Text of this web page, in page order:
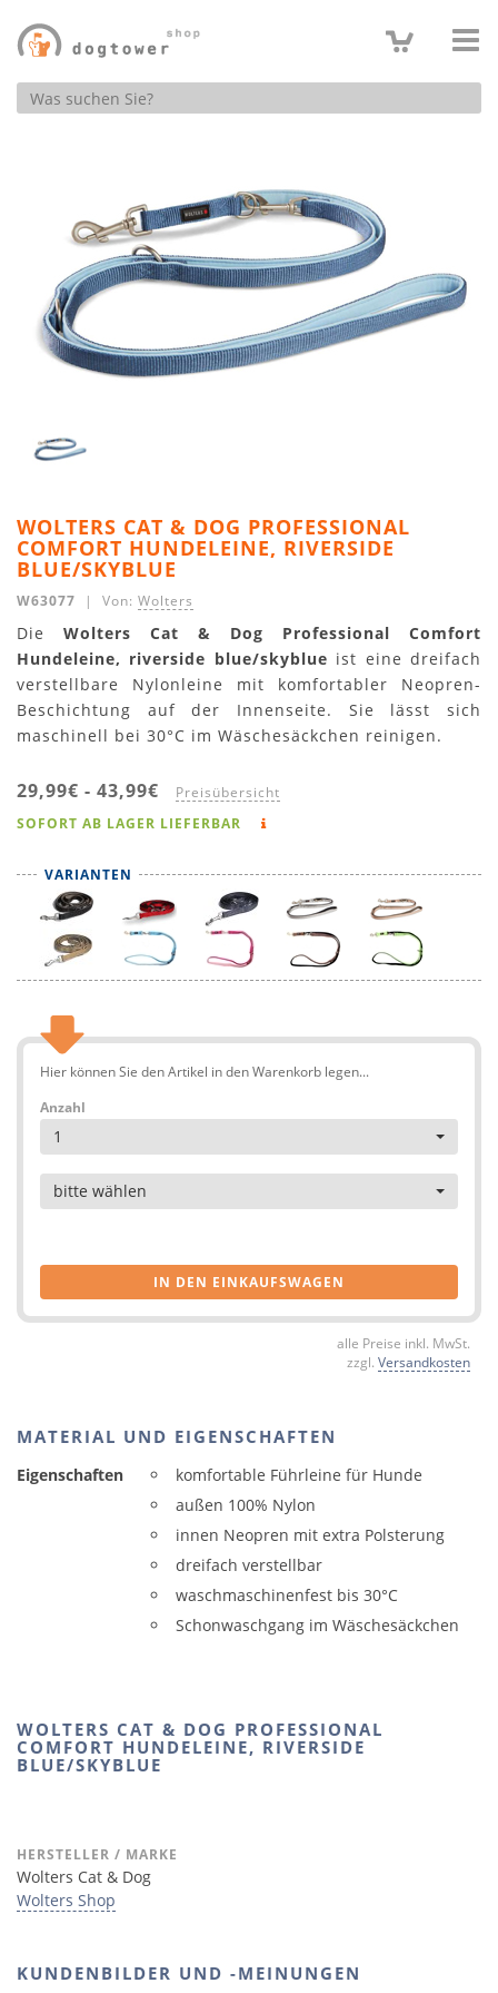
Produktsuche
WOLTERS CAT & DOG PROFESSIONAL
COMFORT HUNDELEINE, RIVERSIDE
BLUE/SKYBLUE
W63077 | Von: Wolters
Die Wolters Cat & Dog Professional Comfort
Hundeleine, riverside blue/skyblue ist eine dreifach
verstellbare Nylonleine mit komfortabler Neopren-
Beschichtung auf der Innenseite. Sie lässt sich
maschinell bei 30°C im Wäschesäckchen reinigen.
29,99€ - 43,99€ Preisübersicht
SOFORT AB LAGER LIEFERBAR
VARIANTEN
Hier können Sie den Artikel in den Warenkorb legen...
Anzahl
1
Artikel
bitte wählen
IN DEN EINKAUFSWAGEN
alle Preise inkl. MwSt.
zzgl. Versandkosten
MATERIAL UND EIGENSCHAFTEN
Eigenschaften
komfortable Führleine für Hunde
außen 100% Nylon
innen Neopren mit extra Polsterung
dreifach verstellbar
waschmaschinenfest bis 30°C
Schonwaschgang im Wäschesäckchen
WOLTERS CAT & DOG PROFESSIONAL
COMFORT HUNDELEINE, RIVERSIDE
BLUE/SKYBLUE
HERSTELLER / MARKE
Wolters Cat & Dog
Wolters Shop
KUNDENBILDER UND -MEINUNGEN